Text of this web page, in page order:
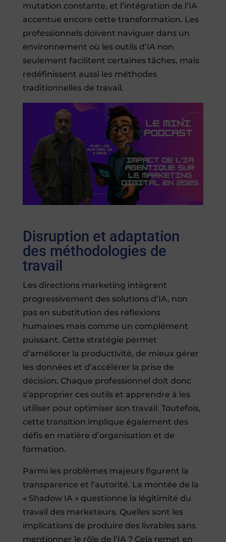
mutation constante, et l’intégration de l’IA
accentue encore cette transformation. Les
professionnels doivent naviguer dans un
environnement où les outils d’IA non
seulement facilitent certaines tâches, mais
redéfinissent aussi les méthodes
traditionnelles de travail.
Disruption et adaptation
des méthodologies de
travail
Les directions marketing intègrent
progressivement des solutions d’IA, non
pas en substitution des réflexions
humaines mais comme un complément
puissant. Cette stratégie permet
d’améliorer la productivité, de mieux gérer
les données et d’accélérer la prise de
décision. Chaque professionnel doit donc
s’approprier ces outils et apprendre à les
utiliser pour optimiser son travail. Toutefois,
cette transition implique également des
défis en matière d’organisation et de
formation.
Parmi les problèmes majeurs figurent la
transparence et l’autorité. La montée de la
« Shadow IA » questionne la légitimité du
travail des marketeurs. Quelles sont les
implications de produire des livrables sans
mentionner le rôle de l’IA ? Cela remet en